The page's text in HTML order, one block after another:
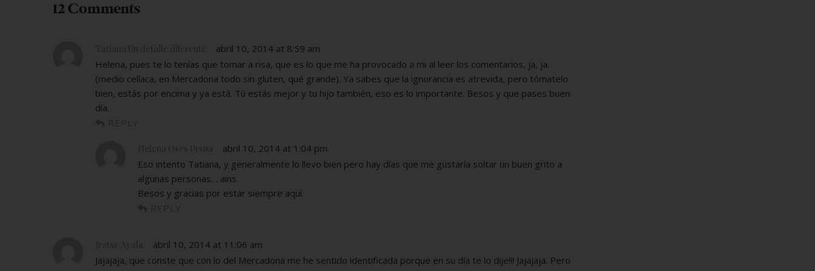
12 Comments
Tatiana Un detalle diferente
abril 10, 2014 at 8:59 am
Helena, pues te lo tenías que tomar a risa, que es lo que me ha provocado a mi al leer los comentarios, ja, ja.
(medio celíaca, en Mercadona todo sin gluten, qué grande). Ya sabes que la ignorancia es atrevida, pero tómatelo
bien, estás por encima y ya está. Tú estás mejor y tu hijo también, eso es lo importante. Besos y que pases buen
día.
REPLY
Helena Oses Ursua
abril 10, 2014 at 1:04 pm
Eso intento Tatiana, y generalmente lo llevo bien pero hay días que me gustaría soltar un buen grito a
algunas personas… ains.
Besos y gracias por estar siempre aquí.
REPLY
Iratxe Ayala
abril 10, 2014 at 11:06 am
Jajajaja, que conste que con lo del Mercadona me he sentido identificada porque en su día te lo dije!!! Jajajaja. Pero